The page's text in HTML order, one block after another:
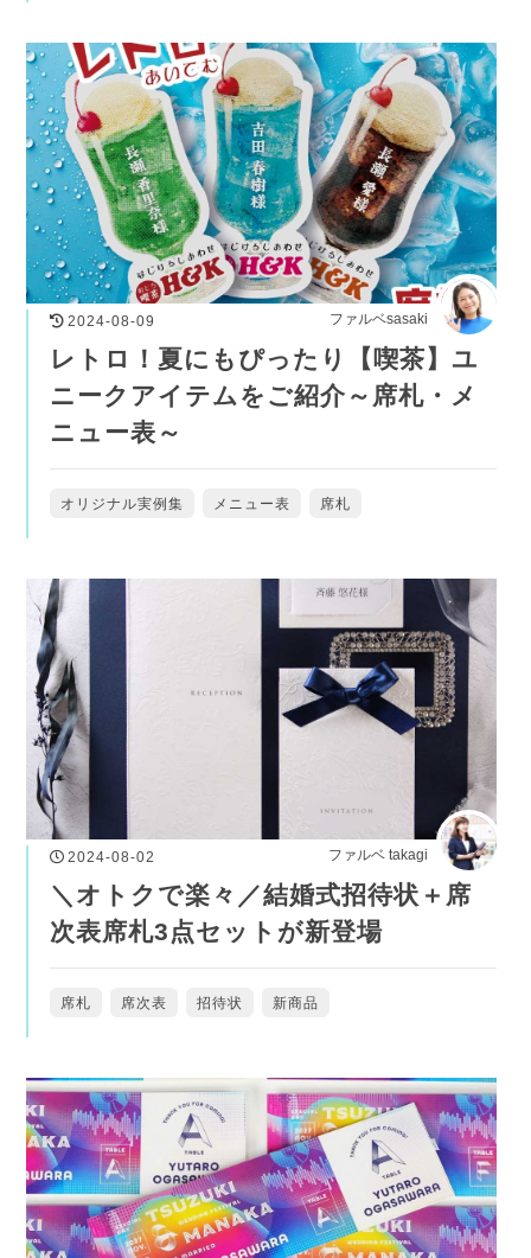
ファルベsasaki
2024-08-09
レトロ！夏にもぴったり【喫茶】ユ
ニークアイテムをご紹介～席札・メ
ニュー表～
オリジナル実例集 メニュー表 席札
ファルベ takagi
2024-08-02
＼オトクで楽々／結婚式招待状＋席
次表席札3点セットが新登場
席札 席次表 招待状 新商品